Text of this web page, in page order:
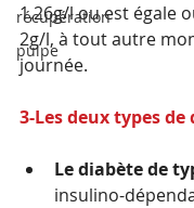
récupération
pulpe
1,26g/l ou est égale
2g/l, à tout autre
journée.
3-Les deux types de
Le diabète de
insulino-